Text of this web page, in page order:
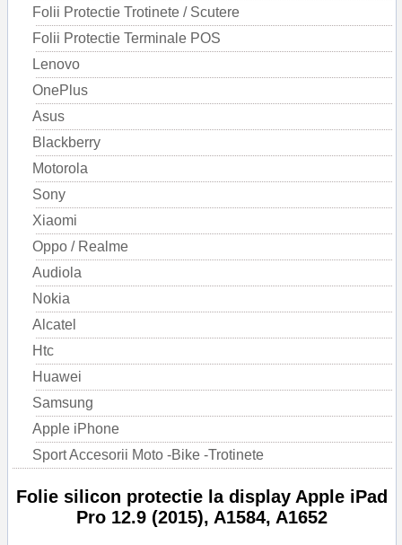
Folii Protectie Trotinete / Scutere
Folii Protectie Terminale POS
Lenovo
OnePlus
Asus
Blackberry
Motorola
Sony
Xiaomi
Oppo / Realme
Audiola
Nokia
Alcatel
Htc
Huawei
Samsung
Apple iPhone
Sport Accesorii Moto -Bike -Trotinete
Folie silicon protectie la display Apple iPad
Pro 12.9 (2015), A1584, A1652